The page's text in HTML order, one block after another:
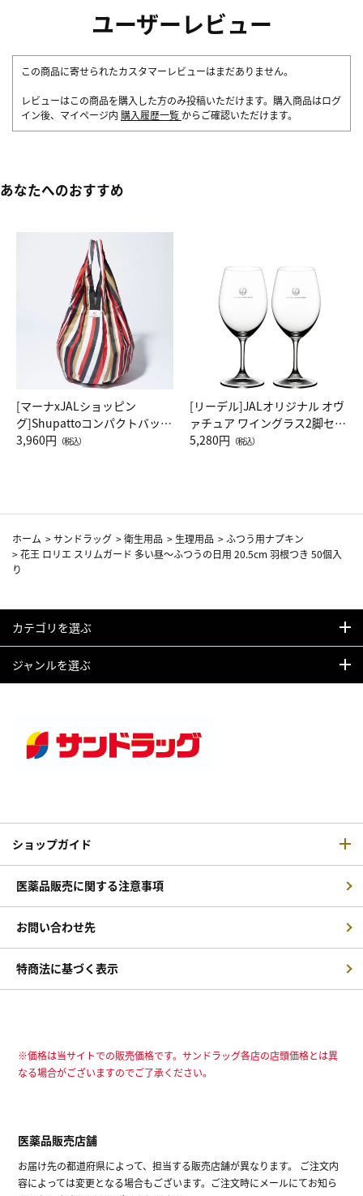
ユーザーレビュー
この商品に寄せられたカスタマーレビューはまだありません。
レビューはこの商品を購入した方のみ投稿いただけます。購入商品はログ
イン後、マイページ内 購入履歴一覧 からご確認いただけます。
あなたへのおすすめ
[マーナxJALショッピン
グ]Shupattoコンパクトバッグ
Drop JAL客室乗務員（LC）ス
3,960円 （税込）
[リーデル]JALオリジナル オヴ
ァチュア ワイングラス2脚セッ
ト（レッドワイン）
5,280円 （税込）
ホーム >サンドラッグ >衛生用品 > 生理用品 >ふつう用ナプキン
>花王 ロリエ スリムガード 多い昼～ふつうの日用 20.5cm 羽根つき 50個入
り
カテゴリを選ぶ
ジャンルを選ぶ
ショップガイド
医薬品販売に関する注意事項
お問い合わせ先
特商法に基づく表示
※価格は当サイトでの販売価格です。サンドラッグ各店の店頭価格とは異
なる場合がございますのでご了承ください。
医薬品販売店舗
お届け先の都道府県によって、担当する販売店舗が異なります。 ご注文内
容によっては変更となる場合もございます。ご注文時にメールにてお知ら